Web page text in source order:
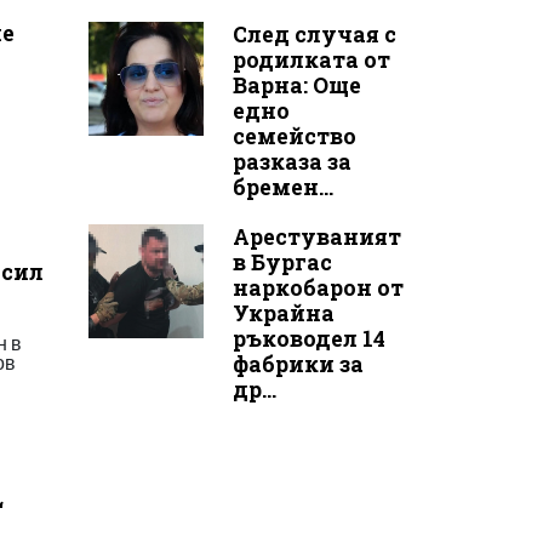
в
След случая с
родилката от
Варна: Още
едно
семейство
разказа за
бремен...
Арестуваният
в Бургас
наркобарон от
Украйна
ръководел 14
фабрики за
др...